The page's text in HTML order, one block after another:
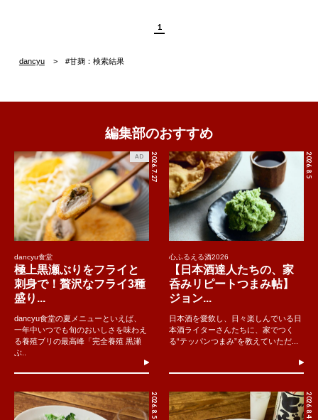
1
dancyu #甘麹：検索結果
編集部のおすすめ
2026.7.27
AD
dancyu食堂
極上黒瀬ぶりをフライと
刺身で！贅沢なフライ3種
盛り...
dancyu食堂の夏メニューといえば、
一年中いつでも旬のおいしさを味わえ
る養殖ブリの最高峰「完全養殖 黒瀬
ぶ..
2026.8.5
心ふるえる酒2026
【日本酒達人たちの、家
呑みリピートつまみ帖】
ジョン...
日本酒を愛飲し、日々楽しんでいる日
本酒ライターさんたちに、家でつく
る“テッパンつまみ”を教えていただ...
2026.8.5 2026.8.4